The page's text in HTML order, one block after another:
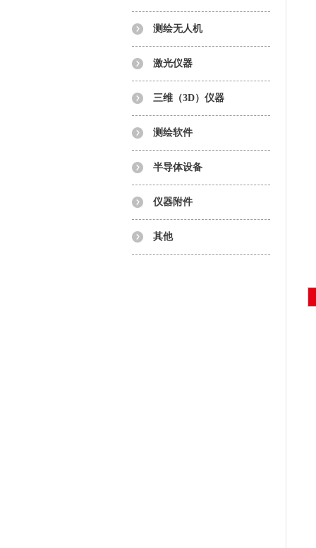
测绘无人机
激光仪器
三维（3D）仪器
测绘软件
半导体设备
仪器附件
其他